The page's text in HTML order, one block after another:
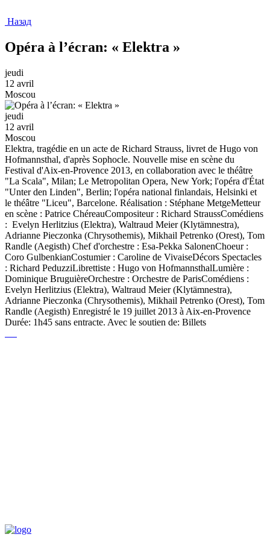
Назад
Opéra à l’écran: « Elektra »
jeudi
12 avril
Moscou
jeudi
12 avril
Moscou
Elektra, tragédie en un acte de Richard Strauss, livret de Hugo von
Hofmannsthal, d'après Sophocle. Nouvelle mise en scène du
Festival d'Aix-en-Provence 2013, en collaboration avec le théâtre
"La Scala", Milan; Le Metropolitan Opera, New York; l'opéra d'État
"Unter den Linden", Berlin; l'opéra national finlandais, Helsinki et
le théâtre "Liceu", Barcelone. Réalisation : Stéphane MetgeMetteur
en scène : Patrice ChéreauCompositeur : Richard StraussComédiens
: Evelyn Herlitzius (Elektra), Waltraud Meier (Klytämnestra),
Adrianne Pieczonka (Chrysothemis), Mikhail Petrenko (Orest), Tom
Randle (Aegisth) Chef d'orchestre : Esa-Pekka SalonenChoeur :
Coro GulbenkianCostumier : Caroline de VivaiseDécors Spectacles
: Richard PeduzziLibrettiste : Hugo von HofmannsthalLumière :
Dominique BruguièreOrchestre : Orchestre de ParisComédiens :
Evelyn Herlitzius (Elektra), Waltraud Meier (Klytämnestra),
Adrianne Pieczonka (Chrysothemis), Mikhail Petrenko (Orest), Tom
Randle (Aegisth) Enregistré le 19 juillet 2013 à Aix-en-Provence
Durée: 1h45 sans entracte. Avec le soutien de: Billets